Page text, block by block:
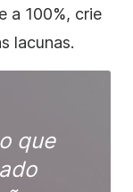
a 100%, crie
lacunas.
que